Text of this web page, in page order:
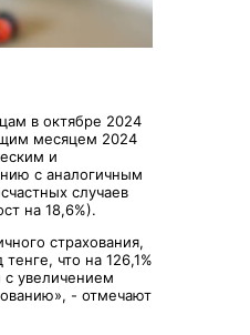
в октябре 2024
месяцем 2024
и
с аналогичным
случаев
на 18,6%).
страхования,
что на 126,1%
увеличением
- отмечают